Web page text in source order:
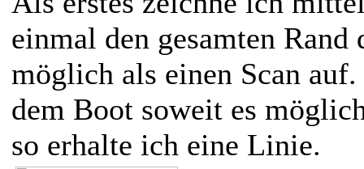
einmal den gesamten Rand
möglich als einen Scan
dem Boot soweit es
so erhalte ich eine Linie.